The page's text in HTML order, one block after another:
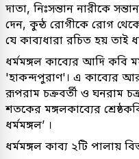
দাতা, নিঃসন্তান নারীকে
দেন, কুন্ঠ রোগীকে রোগ
যে কাব্যধারা রচিত হয় তাই
ধর্মমঙ্গল কাব্যের আদি কবি
'হাকন্দপুরাণ'। এ কাব্যের
রূপরাম চক্রবর্তী ও ঘনরাম
শতকের মঙ্গলকাব্যের
ধর্মমঙ্গল’ ।
ধর্মমঙ্গল কাব্য ২টি পালায়